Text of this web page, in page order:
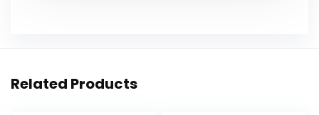
Related Products